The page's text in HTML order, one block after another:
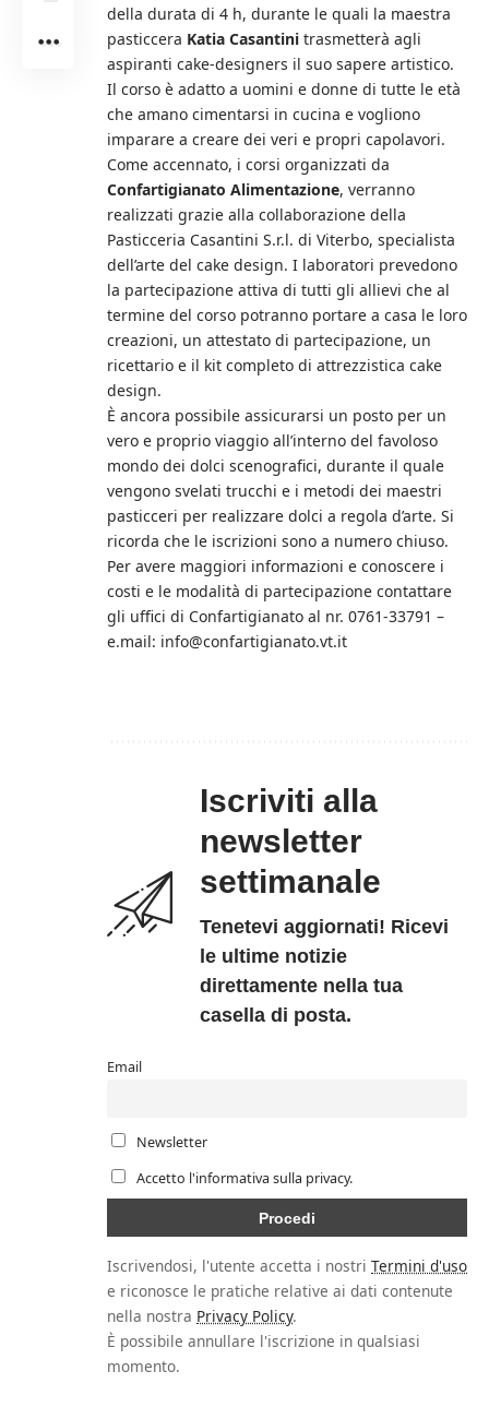
della durata di 4 h, durante le quali la maestra
pasticcera Katia Casantini trasmetterà agli
aspiranti cake-designers il suo sapere artistico.
Il corso è adatto a uomini e donne di tutte le età
che amano cimentarsi in cucina e vogliono
imparare a creare dei veri e propri capolavori.
Come accennato, i corsi organizzati da
Confartigianato Alimentazione, verranno
realizzati grazie alla collaborazione della
Pasticceria Casantini S.r.l. di Viterbo, specialista
dell’arte del cake design. I laboratori prevedono
la partecipazione attiva di tutti gli allievi che al
termine del corso potranno portare a casa le loro
creazioni, un attestato di partecipazione, un
ricettario e il kit completo di attrezzistica cake
design.
È ancora possibile assicurarsi un posto per un
vero e proprio viaggio all’interno del favoloso
mondo dei dolci scenografici, durante il quale
vengono svelati trucchi e i metodi dei maestri
pasticceri per realizzare dolci a regola d’arte. Si
ricorda che le iscrizioni sono a numero chiuso.
Per avere maggiori informazioni e conoscere i
costi e le modalità di partecipazione contattare
gli uffici di Confartigianato al nr. 0761-33791 –
e.mail: info@confartigianato.vt.it
Iscriviti alla
newsletter
settimanale
Tenetevi aggiornati! Ricevi
le ultime notizie
direttamente nella tua
casella di posta.
Email
Newsletter
Accetto l'informativa sulla privacy.
Iscrivendosi, l'utente accetta i nostri Termini d'uso
e riconosce le pratiche relative ai dati contenute
nella nostra Privacy Policy.
È possibile annullare l'iscrizione in qualsiasi
momento.